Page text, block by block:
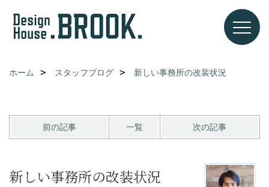
ホーム スタッフブログ 新しい事務所の改装状況
前の記事 一覧 次の記事
新しい事務所の改装状況